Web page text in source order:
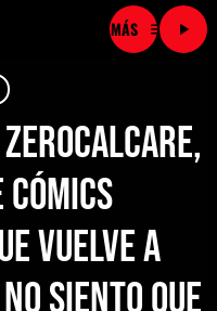
menu
play_arrow
vuelve a